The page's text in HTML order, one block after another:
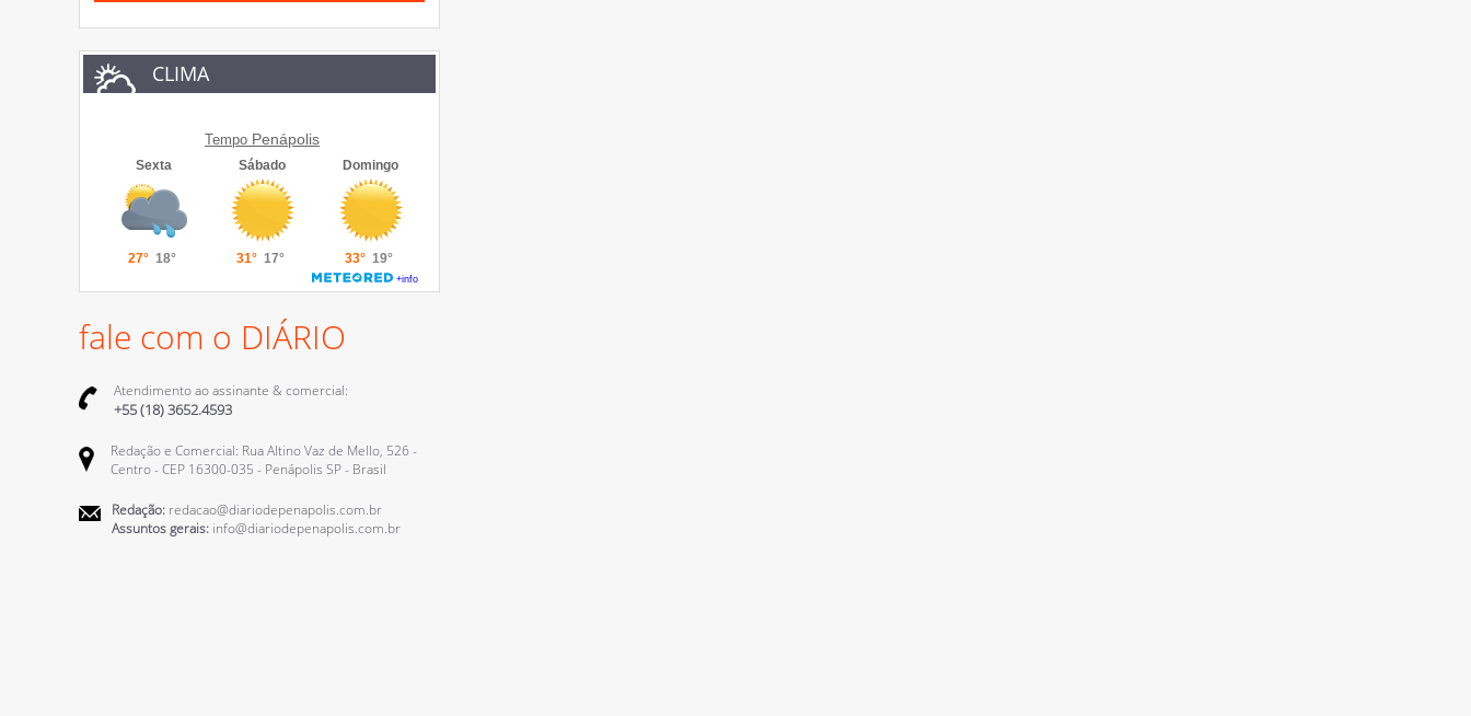
CLIMA
Tempo Penápolis
fale com o DIÁRIO
Atendimento ao assinante & comercial:
+55 (18) 3652.4593
Redação e Comercial: Rua Altino Vaz de Mello, 526 -
Centro - CEP 16300-035 - Penápolis SP - Brasil
Redação: redacao@diariodepenapolis.com.br
Assuntos gerais: info@diariodepenapolis.com.br